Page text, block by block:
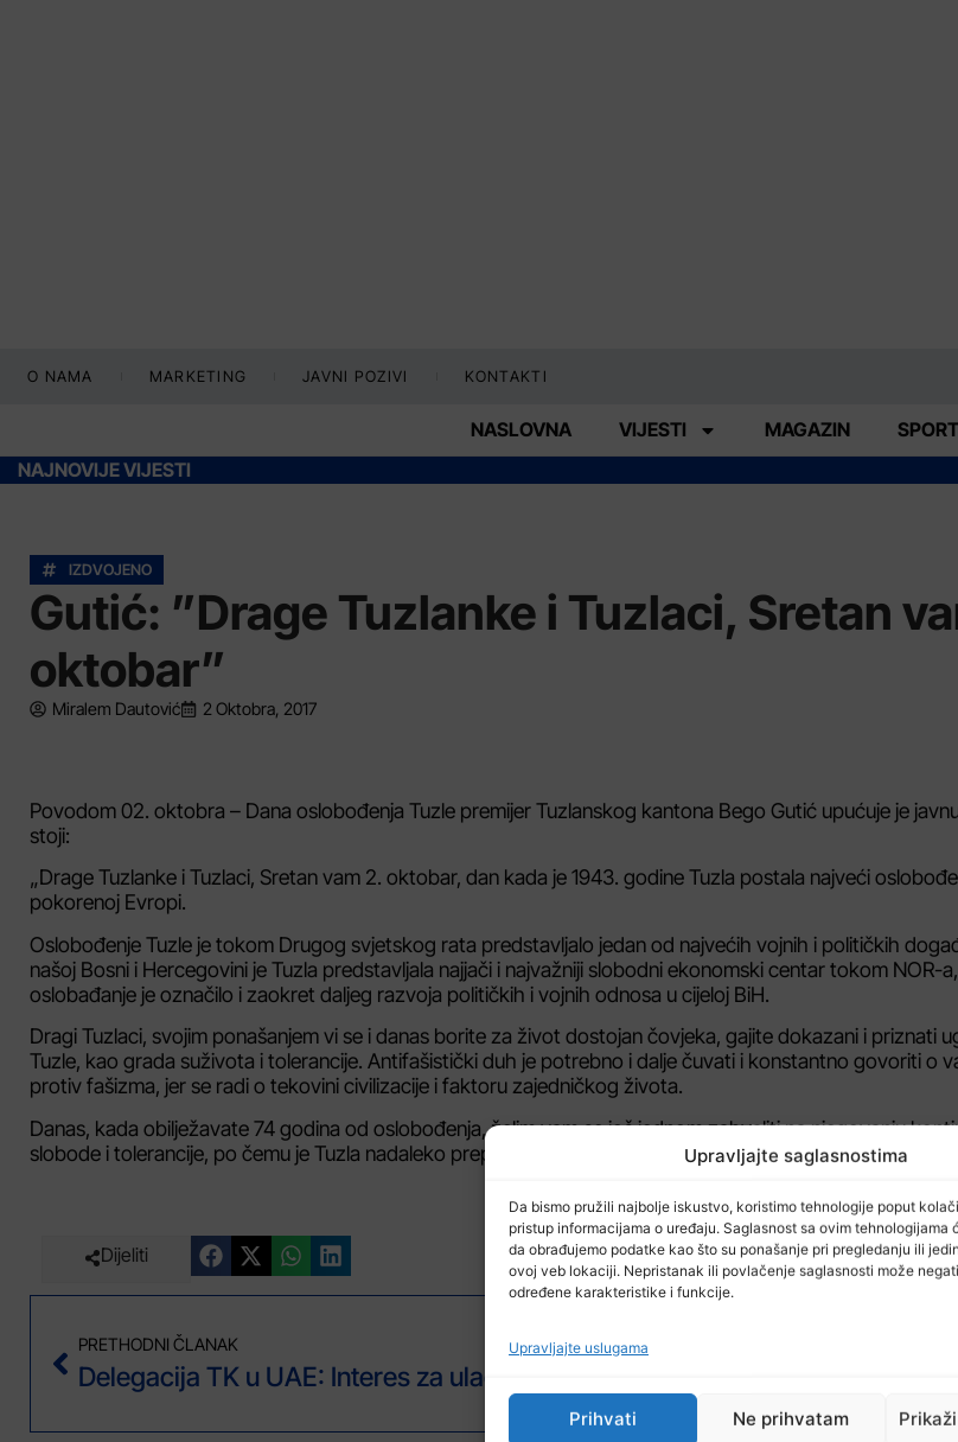
Upravljajte saglasnostima
Da bismo pružili najbolje iskustvo, koristimo tehnologije poput
pristup informacijama o uređaju. Saglasnost sa ovim tehnologijama
da obrađujemo podatke kao što su ponašanje pri pregledanju ili
ovoj veb lokaciji. Nepristanak ili povlačenje saglasnosti može
određene karakteristike i funkcije.
Upravljajte uslugama
Prihvati Ne prihvatam
O NAMA MARKETING JAVNI POZIVI KONTAKTI
NASLOVNA VIJESTI MAGAZIN SPORT
NAJNOVIJE VIJESTI
IZDVOJENO
Gutić: ”Drage Tuzlanke i Tuzlaci, Sretan
oktobar”
Miralem Dautović 2 Oktobra, 2017
Povodom 02. oktobra – Dana oslobođenja Tuzle premijer Tuzlanskog kantona Bego Gutić upućuje je
stoji:
„Drage Tuzlanke i Tuzlaci, Sretan vam 2. oktobar, dan kada je 1943. godine Tuzla postala najveći
pokorenoj Evropi.
Oslobođenje Tuzle je tokom Drugog svjetskog rata predstavljalo jedan od najvećih vojnih i političkih
našoj Bosni i Hercegovini je Tuzla predstavljala najjači i najvažniji slobodni ekonomski centar tokom NOR-
oslobađanje je označilo i zaokret daljeg razvoja političkih i vojnih odnosa u cijeloj BiH.
Dragi Tuzlaci, svojim ponašanjem vi se i danas borite za život dostojan čovjeka, gajite dokazani i priznati
Tuzle, kao grada suživota i tolerancije. Antifašistički duh je potrebno i dalje čuvati i konstantno govoriti o
protiv fašizma, jer se radi o tekovini civilizacije i faktoru zajedničkog života.
Danas, kada obilježavate 74 godina od oslobođenja, želim vam se još jednom zahvaliti na njegovanju
slobode i tolerancije, po čemu je Tuzla nadaleko prepoznatljiva.“
Dijeliti
PRETHODNI ČLANAK